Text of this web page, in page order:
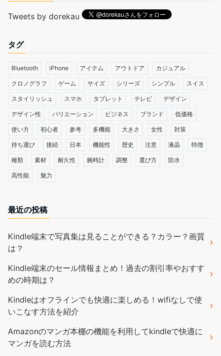
Tweets by dorekau
タグ
Bluetooth iPhone アイテム アウトドア カジュアル
クロノグラフ ゲーム サイズ シリーズ シンプル スイス
スタイリッシュ スマホ タブレット テレビ デザイン
デザイン性 バリエーション ビジネス ブランド 低価格
使い方 初心者 参考 多機能 大きさ 女性 対策
持ち運び 接続 日本 機能性 歴史 注意 液晶 特徴
種類 素材 耐久性 腕時計 調整 選び方 防水
高性能 魅力
最近の投稿
Kindle端末で写真集は見ることができる？カラー？画質
は？
Kindle端末のセール情報まとめ！過去の割引率やおすす
めの時期は？
Kindleはオフラインでも快適に楽しめる！wifiなしで使
いこなす方法を紹介
Amazonのマンガ本棚の機能を利用してkindleで快適に
マンガを読む方法